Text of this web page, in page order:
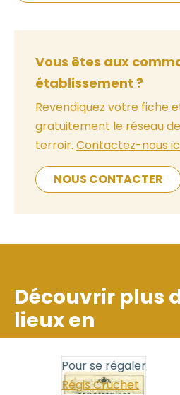
Vous êtes aux
établissement ?
Revendiquez votre fiche
gratuitement le réseau
terroir. Contactez-nous
NOUS CONTACTER
Découvrir plus
lieux en
Pour se régaler
Régis Cruchet